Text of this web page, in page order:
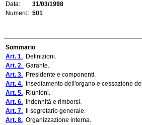
Data:
31/03/1998
Numero: 501
Sommario
Art. 1. Definizioni.
Art. 2. Garante.
Art. 3. Presidente e componenti.
Art. 4. Insediamento dell'organo e cessazione
Art. 5. Riunioni.
Art. 6. Indennità e rimborsi.
Art. 7. Il segretario generale.
Art. 8. Organizzazione interna.